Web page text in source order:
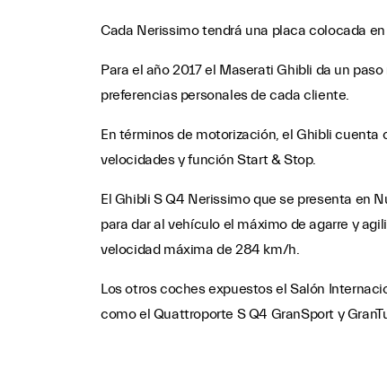
Cada Nerissimo tendrá una placa colocada
Para el año 2017 el Maserati Ghibli da un
preferencias personales de cada cliente.
En términos de motorización, el Ghibli
velocidades y función Start & Stop.
El Ghibli S Q4 Nerissimo que se presenta en
para dar al vehículo el máximo de agarre y
velocidad máxima de 284 km/h.
Los otros coches expuestos el Salón
como el Quattroporte S Q4 GranSport y